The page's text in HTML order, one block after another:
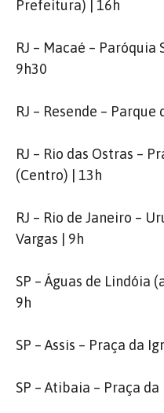
Prefeitura) | 16h
RJ – Macaé – Paróquia
9h30
RJ – Resende – Parque
RJ – Rio das Ostras –
(Centro) | 13h
RJ – Rio de Janeiro –
Vargas | 9h
SP – Águas de Lindóia
9h
SP – Assis – Praça da
SP – Atibaia – Praça